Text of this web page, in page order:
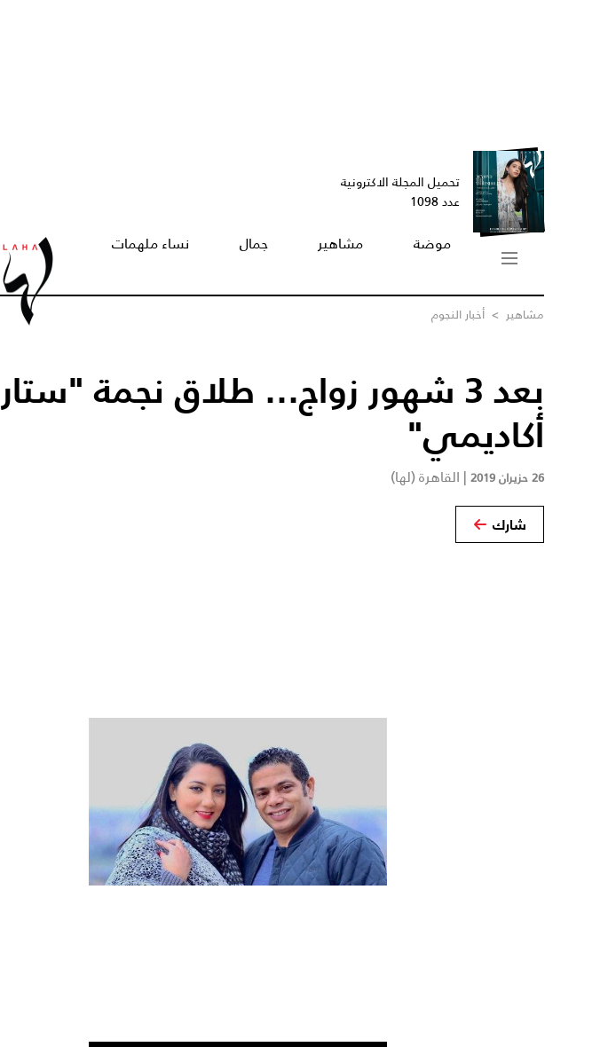
تحميل المجلة الاكترونية
عدد 1098
موضة مشاهير جمال نساء ملهمات
مشاهير > أخبار النجوم
بعد 3 شهور زواج... طلاق نجمة "ستار
أكاديمي"
26 حزيران 2019 | القاهرة (لها)
شارك